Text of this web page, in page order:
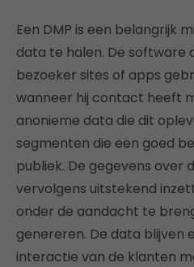
Een DMP is een belangrijk
data te halen. De software
bezoeker sites of apps
wanneer hij contact heeft
anonieme data die dit
segmenten die een goed
publiek. De gegevens over
vervolgens uitstekend
onder de aandacht te
genereren. De data blijven
interactie van de klanten